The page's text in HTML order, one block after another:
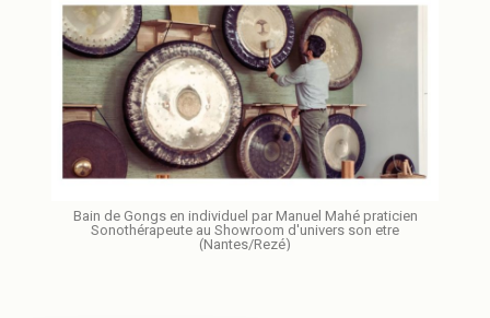
Bain de Gongs en individuel par Manuel Mahé praticien
Sonothérapeute au Showroom d'univers son etre
(Nantes/Rezé)